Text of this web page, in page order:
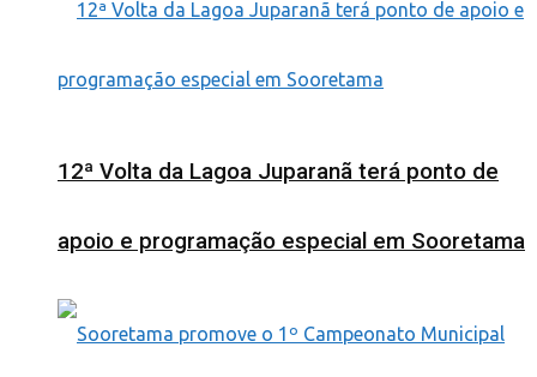
12ª Volta da Lagoa Juparanã terá ponto de
apoio e programação especial em Sooretama